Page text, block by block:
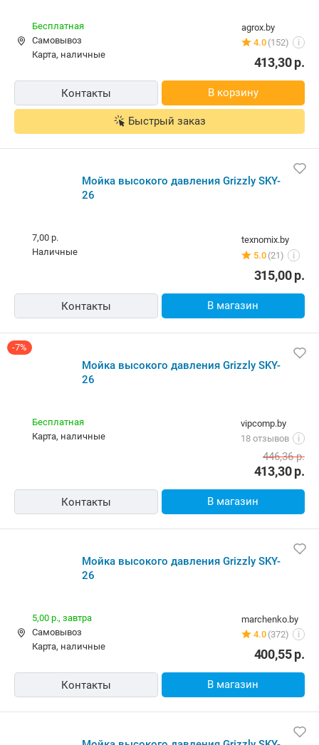
agrox.by
4.0 (152) i
Бесплатная
Самовывоз
карта, наличные
413,30р.
Контакты В корзину
Быстрый заказ
Мойка высокого давления Grizzly SKY-
26
texnomix.by
5.0 (21) i
7,00 р.
наличные
315,00р.
Контакты В магазин
-7%
Мойка высокого давления Grizzly SKY-
26
vipcomp.by
18 отзывов
i
Бесплатная
карта, наличные
413,30р.
446,36р.
Контакты В магазин
Мойка высокого давления Grizzly SKY-
26
marchenko.by
4.0 (372) i
5,00 р., завтра
Самовывоз
карта, наличные
400,55р.
Контакты В магазин